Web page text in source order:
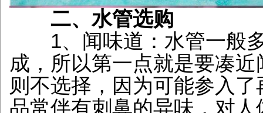
二、水管选购
1、闻味道：水管一般多
成，所以第一点就是要凑
则不选择，因为可能参入
品常伴有刺鼻的异味，对